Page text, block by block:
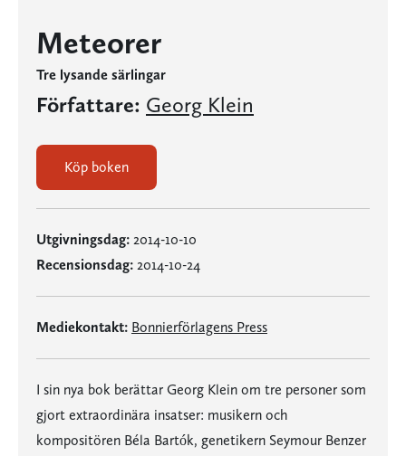
Meteorer
Tre lysande särlingar
Författare: Georg Klein
Köp boken
Utgivningsdag: 2014-10-10
Recensionsdag: 2014-10-24
Mediekontakt: Bonnierförlagens Press
I sin nya bok berättar Georg Klein om tre personer som
gjort extraordinära insatser: musikern och
kompositören Béla Bartók, genetikern Seymour Benzer